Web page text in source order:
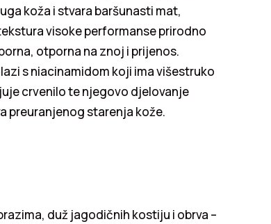
koža i stvara baršunasti mat,
visoke performanse prirodno
otporna na znoj i prijenos.
s niacinamidom koji ima višestruko
crvenilo te njegovo djelovanje
preuranjenog starenja kože.
duž jagodičnih kostiju i obrva –